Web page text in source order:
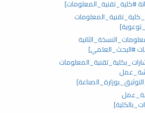
#كلية_تقنية_المعلومات]
#البحث_العلمي]